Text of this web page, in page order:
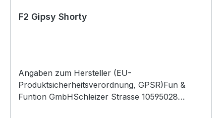
F2 Gipsy Shorty
Angaben zum Hersteller (EU-
Produktsicherheitsverordnung, GPSR)Fun &
Funtion GmbHSchleizer Strasse 10595028